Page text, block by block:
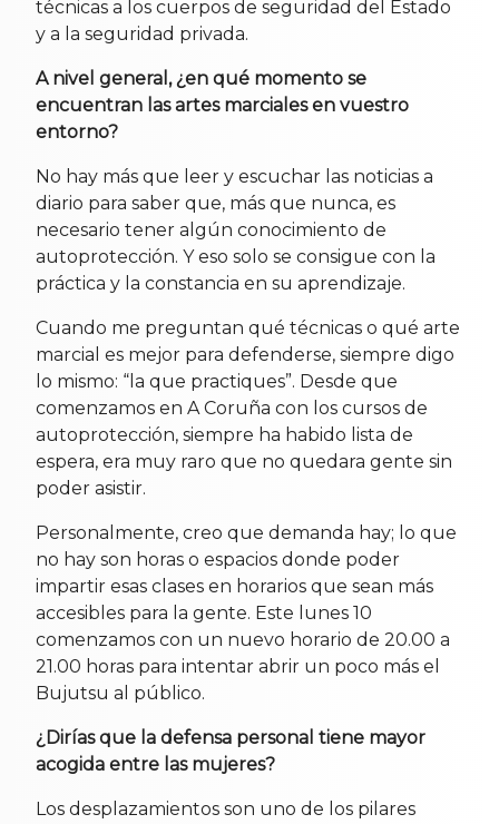
técnicas a los cuerpos de seguridad del Estado
y a la seguridad privada.
A nivel general, ¿en qué momento se
encuentran las artes marciales en vuestro
entorno?
No hay más que leer y escuchar las noticias a
diario para saber que, más que nunca, es
necesario tener algún conocimiento de
autoprotección. Y eso solo se consigue con la
práctica y la constancia en su aprendizaje.
Cuando me preguntan qué técnicas o qué arte
marcial es mejor para defenderse, siempre digo
lo mismo: “la que practiques”. Desde que
comenzamos en A Coruña con los cursos de
autoprotección, siempre ha habido lista de
espera, era muy raro que no quedara gente sin
poder asistir.
Personalmente, creo que demanda hay; lo que
no hay son horas o espacios donde poder
impartir esas clases en horarios que sean más
accesibles para la gente. Este lunes 10
comenzamos con un nuevo horario de 20.00 a
21.00 horas para intentar abrir un poco más el
Bujutsu al público.
¿Dirías que la defensa personal tiene mayor
acogida entre las mujeres?
Los desplazamientos son uno de los pilares